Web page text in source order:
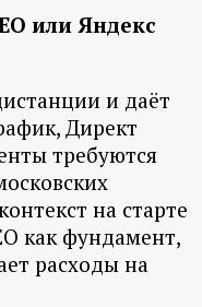
или Яндекс
и даёт
Директ
требуются
на старте
как фундамент,
расходы на